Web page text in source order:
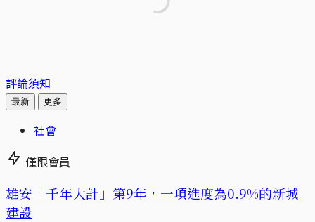
評論須知
最新 更多
社會
僅限會員
​​雄安「千年大計」第9年，一項進度為0.9%的新城
建設